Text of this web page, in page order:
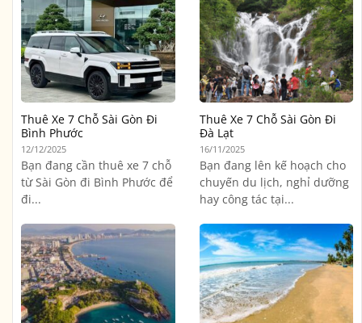
Thuê Xe 7 Chỗ Sài Gòn Đi
Bình Phước
12/12/2025
Bạn đang cần thuê xe 7 chỗ
từ Sài Gòn đi Bình Phước để
đi...
Thuê Xe 7 Chỗ Sài Gòn Đi
Đà Lạt
16/11/2025
Bạn đang lên kế hoạch cho
chuyến du lịch, nghỉ dưỡng
hay công tác tại...